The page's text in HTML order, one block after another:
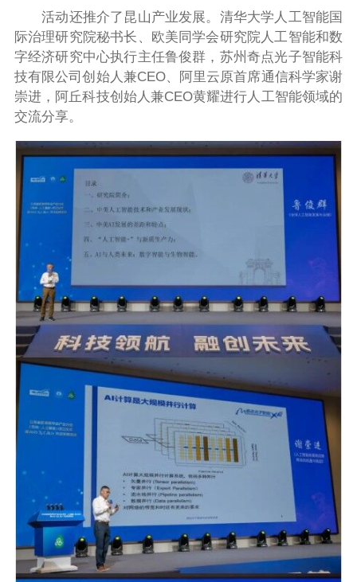
活动还推介了昆山产业发展。清华大学人工智能国
际治理研究院秘书长、欧美同学会研究院人工智能和数
字经济研究中心执行主任鲁俊群，苏州奇点光子智能科
技有限公司创始人兼CEO、阿里云原首席通信科学家谢
崇进，阿丘科技创始人兼CEO黄耀进行人工智能领域的
交流分享。